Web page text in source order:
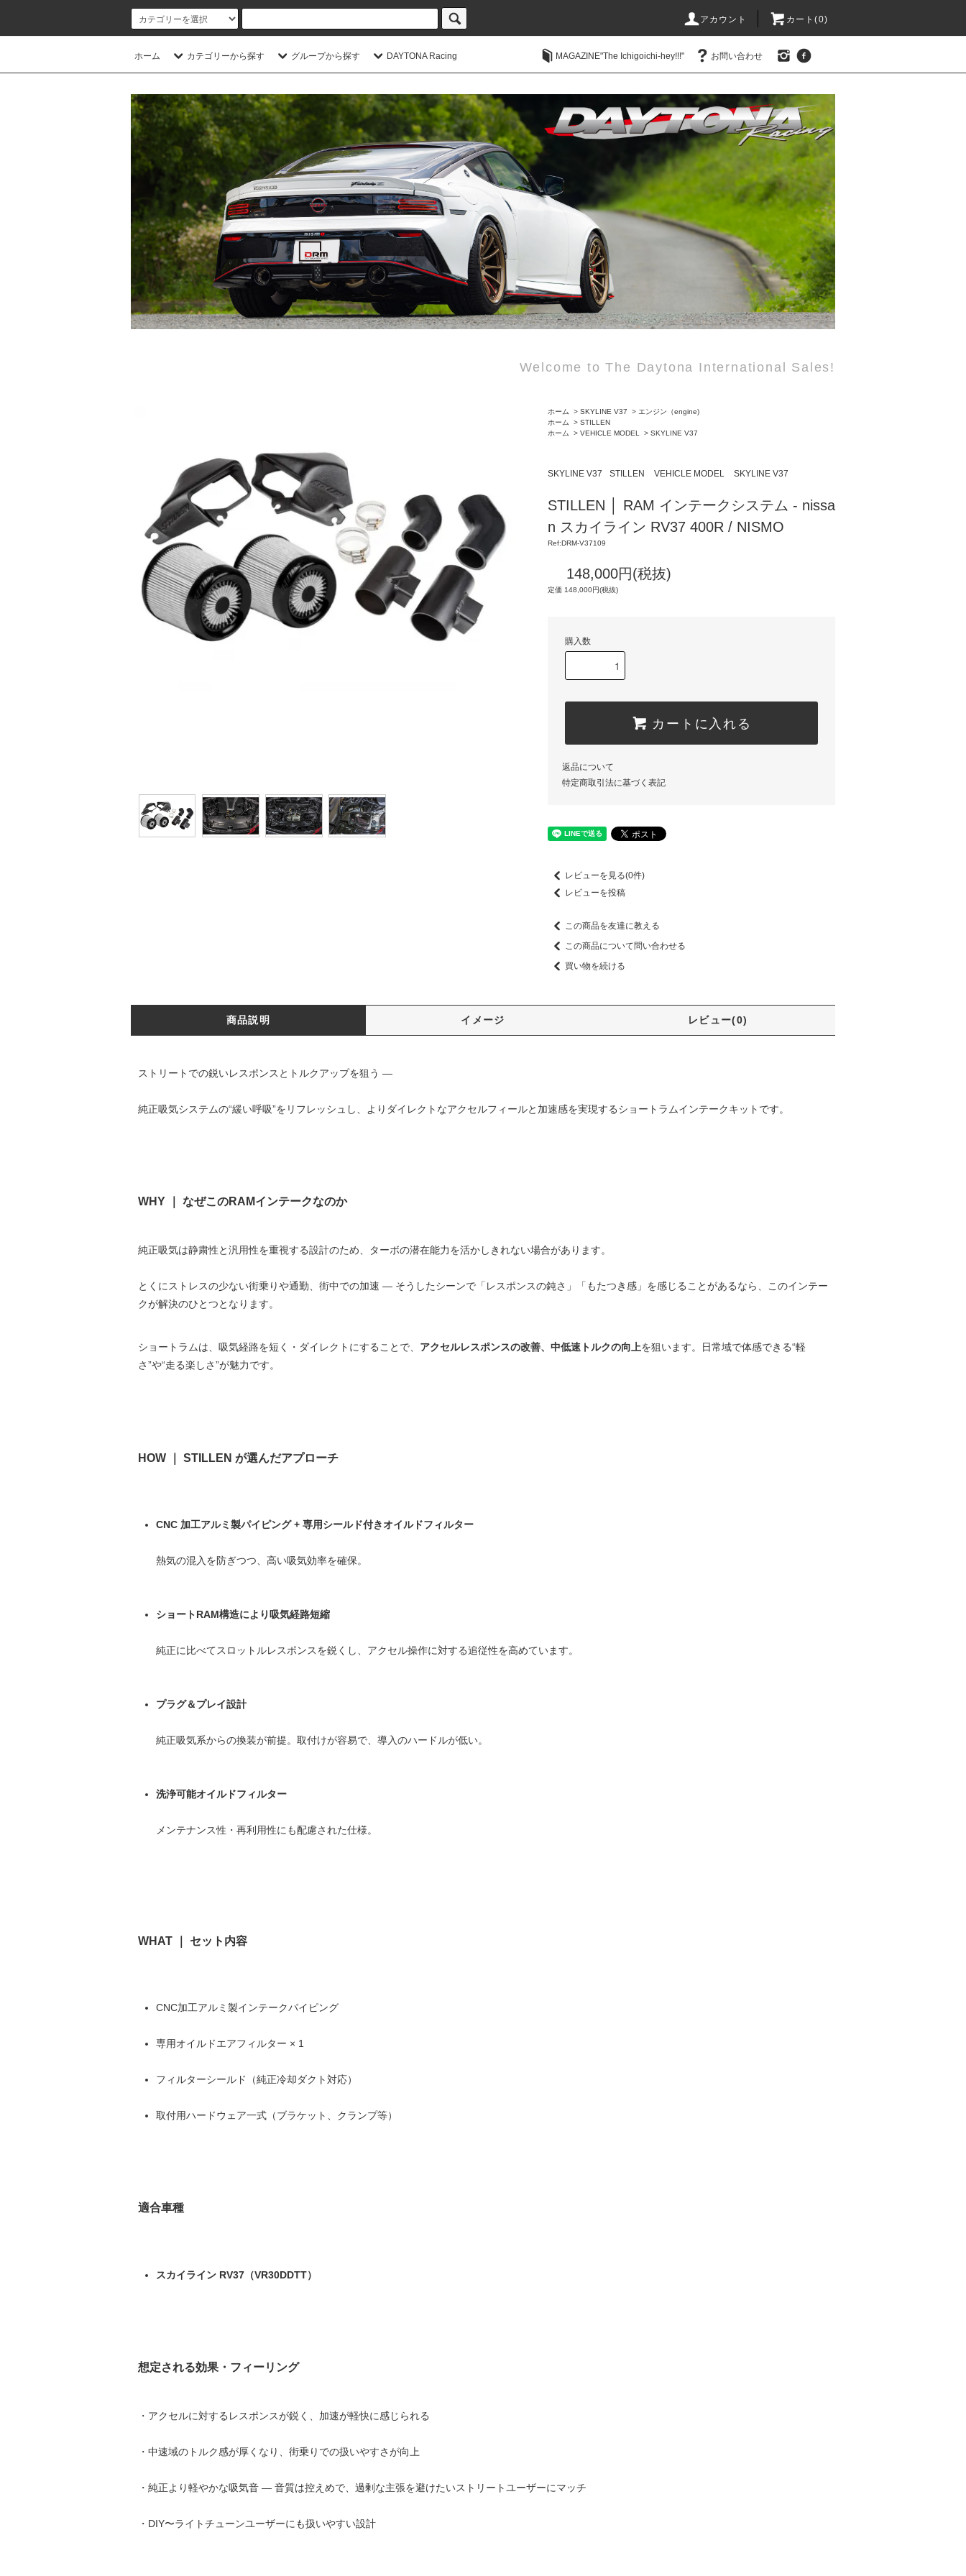
アカウント カート(0)
ホーム カテゴリーから探す グループから探す DAYTONA Racing MAGAZINE"The Ichigoichi-hey!!!" お問い合わせ
Welcome to The Daytona International Sales!
ホーム > SKYLINE V37 > エンジン（engine)
ホーム
> STILLEN
ホーム
> VEHICLE MODEL > SKYLINE V37
SKYLINE V37 STILLEN VEHICLE MODEL SKYLINE V37
STILLEN │ RAM インテークシステム - nissa
n スカイライン RV37 400R / NISMO
Ref:DRM-V37109
148,000円(税抜)
定価 148,000円(税抜)
購入数
カートに入れる
返品について
特定商取引法に基づく表記
レビューを見る(0件)
レビューを投稿
この商品を友達に教える
この商品について問い合わせる
買い物を続ける
商品説明 イメージ レビュー(0)
ストリートでの鋭いレスポンスとトルクアップを狙う —
純正吸気システムの“緩い呼吸”をリフレッシュし、よりダイレクトなアクセルフィールと加速感を実現するショートラムインテークキットです。
WHY ｜ なぜこのRAMインテークなのか
純正吸気は静粛性と汎用性を重視する設計のため、ターボの潜在能力を活かしきれない場合があります。
とくにストレスの少ない街乗りや通勤、街中での加速 — そうしたシーンで「レスポンスの鈍さ」「もたつき感」を感じることがあるなら、このインテー
クが解決のひとつとなります。
ショートラムは、吸気経路を短く・ダイレクトにすることで、 アクセルレスポンスの改善、中低速トルクの向上を狙います。日常域で体感できる“軽
さ”や“走る楽しさ”が魅力です。
HOW ｜ STILLEN が選んだアプローチ
CNC 加工アルミ製パイピング + 専用シールド付きオイルドフィルター
熱気の混入を防ぎつつ、高い吸気効率を確保。
ショートRAM構造により吸気経路短縮
純正に比べてスロットルレスポンスを鋭くし、アクセル操作に対する追従性を高めています。
プラグ＆プレイ設計
純正吸気系からの換装が前提。取付けが容易で、導入のハードルが低い。
洗浄可能オイルドフィルター
メンテナンス性・再利用性にも配慮された仕様。
WHAT ｜ セット内容
CNC加工アルミ製インテークパイピング
専用オイルドエアフィルター × 1
フィルターシールド（純正冷却ダクト対応）
取付用ハードウェア一式（ブラケット、クランプ等）
適合車種
スカイライン RV37（VR30DDTT）
想定される効果・フィーリング
・アクセルに対するレスポンスが鋭く、加速が軽快に感じられる
・中速域のトルク感が厚くなり、街乗りでの扱いやすさが向上
・純正より軽やかな吸気音 — 音質は控えめで、過剰な主張を避けたいストリートユーザーにマッチ
・DIY〜ライトチューンユーザーにも扱いやすい設計